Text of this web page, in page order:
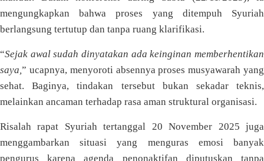
mengungkapkan bahwa proses yang ditempuh Syuriah
berlangsung tertutup dan tanpa ruang klarifikasi.
“Sejak awal sudah dinyatakan ada keinginan memberhentikan
saya,” ucapnya, menyoroti absennya proses musyawarah yang
sehat. Baginya, tindakan tersebut bukan sekadar teknis,
melainkan ancaman terhadap rasa aman struktural organisasi.
Risalah rapat Syuriah tertanggal 20 November 2025 juga
menggambarkan situasi yang menguras emosi banyak
pengurus karena agenda penonaktifan diputuskan tanpa